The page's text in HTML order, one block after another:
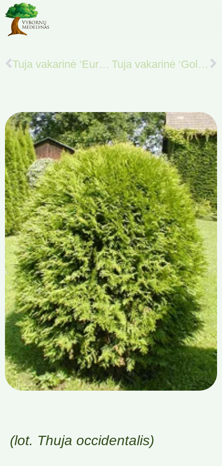
Tuja vakarinė ‘Europe Gold’ Tuja vakarinė ‘Golden Globe’
(lot. Thuja occidentalis)